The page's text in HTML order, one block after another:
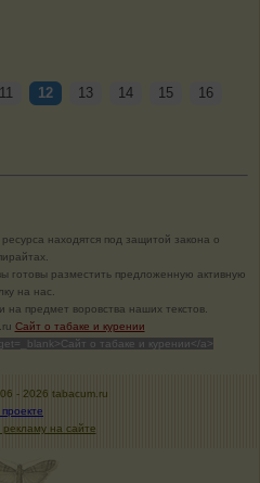
11 12 13 14 15
16
находятся под защитой закона о
готовы разместить предложенную активную
на нас.
предмет воровства наших текстов.
Сайт о табаке и курении
о табаке и курении</a>
- 2026 tabacum.ru
рекламу на сайте